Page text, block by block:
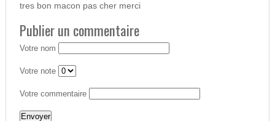
tres bon macon pas cher merci
Publier un commentaire
Votre nom
Votre note
Votre commentaire